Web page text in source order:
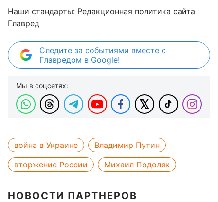
Наши стандарты: Редакционная политика сайта
Главред
Следите за событиями вместе с
Главредом в Google!
Мы в соцсетях:
война в Украине
Владимир Путин
вторжение России
Михаил Подоляк
НОВОСТИ ПАРТНЕРОВ